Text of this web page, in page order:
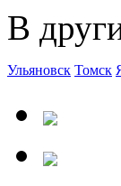
В
Ульяновск Томск